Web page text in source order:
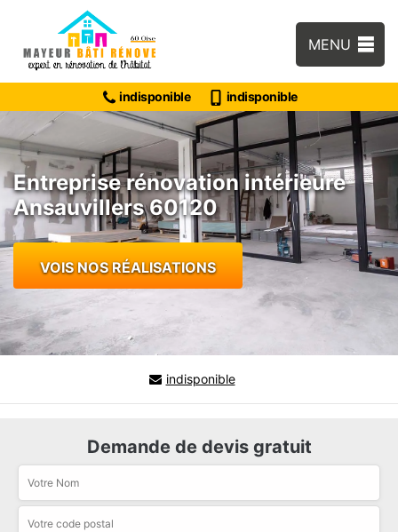
MENU
indisponible indisponible
Entreprise rénovation intérieure
Ansauvillers 60120
VOIS NOS RÉALISATIONS
indisponible
Demande de devis gratuit